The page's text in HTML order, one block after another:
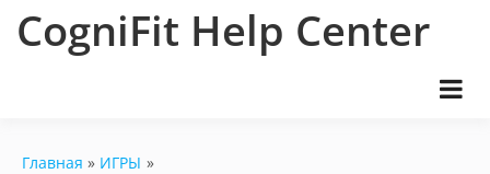
содержимому
CogniFit Help Center
Главная
ИГРЫ